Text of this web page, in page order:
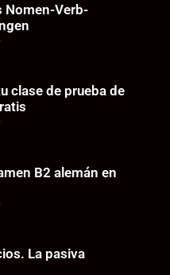
Nomen-Verb-
clase de prueba de
B2 alemán en
La pasiva